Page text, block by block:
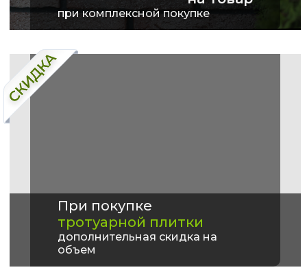
при комплексной покупке
При покупке
тротуарной плитки
дополнительная скидка на
объем